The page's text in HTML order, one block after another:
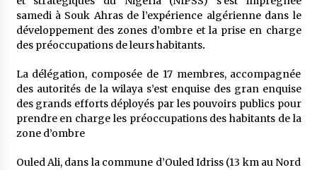
« Père, tiens-moi, je vais tomber ! »
5 ans ago
Le bouc de l’Au-delà
5 ans ago
samedi à Souk Ahras de l’expérience algérienne dans le
développement des zones d’ombre et la prise en charge
des préoccupations de leurs habitants.
La délégation, composée de 17 membres, accompagnée
des autorités de la wilaya s’est enquise des gran enquise
des grands efforts déployés par les pouvoirs publics pour
prendre en charge les préoccupations des habitants de la
zone d’ombre
Ouled Ali, dans la commune d’Ouled Idriss (13 km au Nord